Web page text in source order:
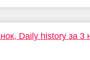
Daily history за 3